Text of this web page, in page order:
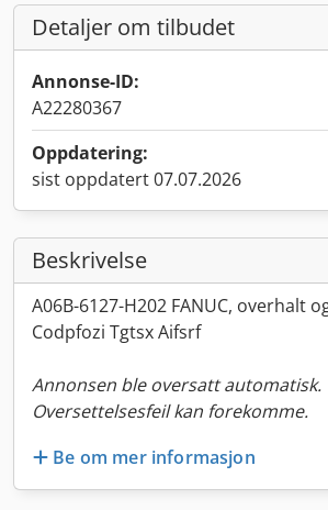
Detaljer om tilbudet
Annonse-ID:
A22280367
Oppdatering:
sist oppdatert 07.07.2026
Beskrivelse
A06B-6127-H202 FANUC, overhalt
Codpfozi Tgtsx Aifsrf
Annonsen ble oversatt automatisk.
Oversettelsesfeil kan forekomme.
Be om mer informasjon